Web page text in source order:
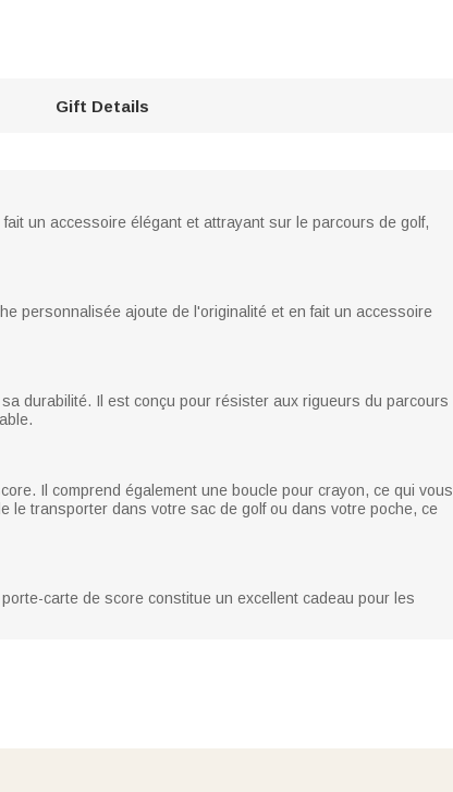
Gift Details
un accessoire élégant et attrayant sur le parcours de golf,
personnalisée ajoute de l'originalité et en fait un accessoire
durabilité. Il est conçu pour résister aux rigueurs du parcours
Il comprend également une boucle pour crayon, ce qui vous
le transporter dans votre sac de golf ou dans votre poche, ce
carte de score constitue un excellent cadeau pour les